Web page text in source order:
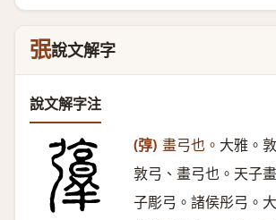
㢯說文解字
說文解字注
(弴) 畫弓也。 大雅。
敦弓、畫弓也。天子
子彫弓。諸侯彤弓。